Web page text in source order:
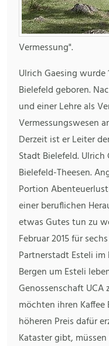
Vermessung".
Ulrich Gaesing
Bielefeld geboren.
und einer Lehre als
Vermessungswesen
Derzeit ist er Leiter
Stadt Bielefeld.
Bielefeld-Theesen.
Portion
einer beruflichen
etwas Gutes tun zu
Februar 2015 für
Partnerstadt Esteli
Bergen um Esteli
Genossenschaft UCA
möchten ihren Kaffee
höheren Preis dafür
Kataster gibt,